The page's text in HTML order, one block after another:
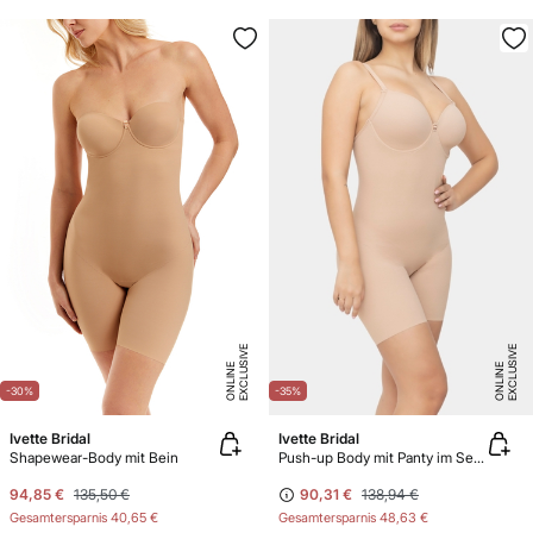
-30% E
X
C
L
U
SI
V
E
O
N
LI
N
E
Ivette Bridal
Shapewear-Body mit Bein
94,85 € 135,50 €
Gesamtersparnis 40,65 €
-35% E
X
C
L
U
SI
V
E
O
N
LI
N
E
Ivette Bridal
Push-up Body mit Panty im Second-Skin-Effekt
90,31 € 138,94 €
Gesamtersparnis 48,63 €